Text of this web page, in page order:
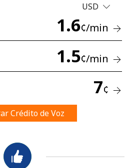
No se ha creado una contraseña
recibir nuestras mejores
USD
1.6¢/min
1.5¢/min
7¢
Crédito de Voz